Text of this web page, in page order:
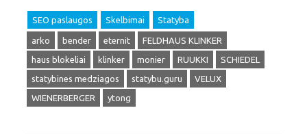
SEO paslaugos Skelbimai Statyba
arko bender eternit
FELDHAUS KLINKER
haus blokeliai
klinker monier RUUKKI
SCHIEDEL
statybines medziagos
statybu.guru
VELUX
WIENERBERGER
ytong